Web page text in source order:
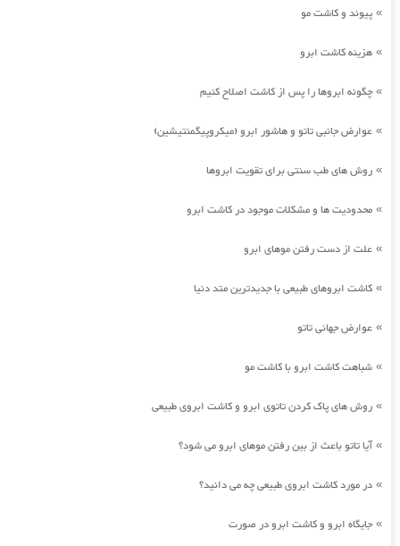
» پیوند و کاشت مو
» هزینه کاشت ابرو
» چگونه ابروها را پس از کاشت اصلاح کنیم
» عوارض جانبی تاتو و هاشور ابرو (میکروپیگمنتیشین)
» روش های طب سنتی برای تقویت ابروها
» محدودیت ها و مشکلات موجود در کاشت ابرو
» علت از دست رفتن موهای ابرو
» کاشت ابروهای طبیعی با جدیدترین متد دنیا
» عوارض جهانی تاتو
» شباهت کاشت ابرو با کاشت مو
» روش های پاک کردن تاتوی ابرو و کاشت ابروی طبیعی
»آیا تاتو باعث از بین رفتن موهای ابرو می شود؟
» در مورد کاشت ابروی طبیعی چه می دانید؟
» جایگاه ابرو و کاشت ابرو در صورت